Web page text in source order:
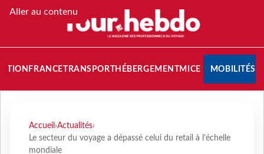
Aller au contenu
FRANCETRANSPORT HÉBERGEMENTMICE MOBILITÉS
Accueil ›Actualités›
Le secteur du voyage a dépassé celui du retail à l’échelle
mondiale